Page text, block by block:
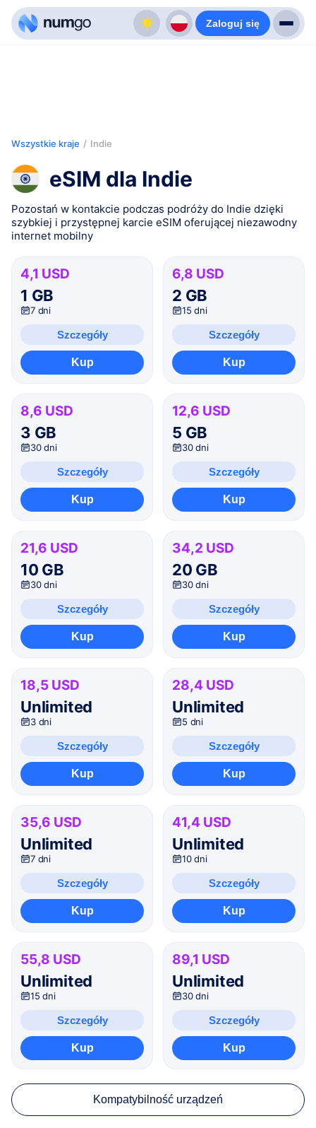
Zaloguj się
Wszystkie kraje / Indie
eSIM dla Indie
Pozostań w kontakcie podczas podróży do Indie dzięki
szybkiej i przystępnej karcie eSIM oferującej niezawodny
internet mobilny
4,1 USD
1 GB
7 dni
Szczegóły
Kup
6,8 USD
2 GB
15 dni
Szczegóły
Kup
8,6 USD
3 GB
30 dni
Szczegóły
Kup
12,6 USD
5 GB
30 dni
Szczegóły
Kup
21,6 USD
10 GB
30 dni
Szczegóły
Kup
34,2 USD
20 GB
30 dni
Szczegóły
Kup
18,5 USD
Unlimited
3 dni
Szczegóły
Kup
28,4 USD
Unlimited
5 dni
Szczegóły
Kup
35,6 USD
Unlimited
7 dni
Szczegóły
Kup
41,4 USD
Unlimited
10 dni
Szczegóły
Kup
55,8 USD
Unlimited
15 dni
Szczegóły
Kup
89,1 USD
Unlimited
30 dni
Szczegóły
Kup
Kompatybilność urządzeń